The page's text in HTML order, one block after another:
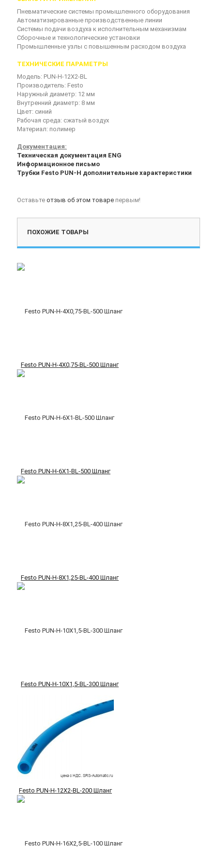
Пневматические системы промышленного оборудования
Автоматизированные производственные линии
Системы подачи воздуха к исполнительным механизмам
Сборочные и технологические установки
Промышленные узлы с повышенным расходом воздуха
ТЕХНИЧЕСКИЕ ПАРАМЕТРЫ
Модель: PUN-H-12X2-BL
Производитель: Festo
Наружный диаметр: 12 мм
Внутренний диаметр: 8 мм
Цвет: синий
Рабочая среда: сжатый воздух
Материал: полимер
Документация:
Техническая документация ENG
Информационное письмо
Трубки Festo PUN-H дополнительные характеристики
Оставьте отзыв об этом товаре первым!
ПОХОЖИЕ ТОВАРЫ
Festo PUN-H-4X0,75-BL-500 Шланг
Festo PUN-H-6X1-BL-500 Шланг
Festo PUN-H-8X1,25-BL-400 Шланг
Festo PUN-H-10X1,5-BL-300 Шланг
Festo PUN-H-12X2-BL-200 Шланг